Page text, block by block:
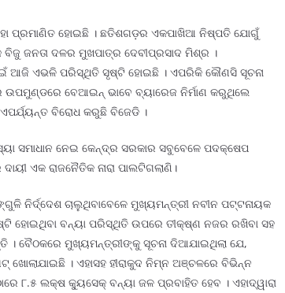
ପ୍ରମାଣିତ ହୋଇଛି । ଛତିଶଗଡ଼ର ଏକପାଖିଆ ନିଷ୍ପତି ଯୋଗୁଁ
ଜନତା ଦଳର ମୁଖପାତ୍ର ଦେବୀପ୍ରସାଦ ମିଶ୍ର ।
ଆଜି ଏଭଳି ପରିସ୍ଥିତି ସୃଷ୍ଟି ହୋଇଛି । ଏପରିକି କୌଣସି ସୂଚନା
ଉପମୁଣ୍ଡରେ ବେଆଇନ୍ ଭାବେ ବ୍ୟାରେଜ ନିର୍ମାଣ କରୁଥିଲେ
ବିରୋଧ କରୁଛି ବିଜେଡି ।
ସମାଧାନ ନେଇ କେନ୍ଦ୍ର ସରକାର ସବୁବେଳେ ପଦକ୍ଷେପ
ଏକ ରାଜନୈତିକ ନାରା ପାଲଟିଗଲାଣି।
ନିର୍ଦ୍ଦେଶ ଚାଲୁଥିବାବେଳେ ମୁଖ୍ୟମନ୍ତ୍ରୀ ନବୀନ ପଟ୍ଟନାୟକ
ହୋଇଥିବା ବନ୍ୟା ପରିସ୍ଥିତି ଉପରେ ତୀକ୍ଷ୍ଣ ନଜର ରଖିବା ସହ
। ବୈଠକରେ ମୁଖ୍ୟମନ୍ତ୍ରୀଙ୍କୁ ସୂଚନା ଦିଆଯାଇଥିଲା ଯେ,
। ଏହାସହ ହୀରାକୁଦ ନିମ୍ନ ଅଞ୍ଚଳରେ ବିଭିନ୍ନ
୮.୫ ଲକ୍ଷ କ୍ୟୁସେକ୍ ବନ୍ୟା ଜଳ ପ୍ରବାହିତ ହେବ । ଏହାଦ୍ୱାରା